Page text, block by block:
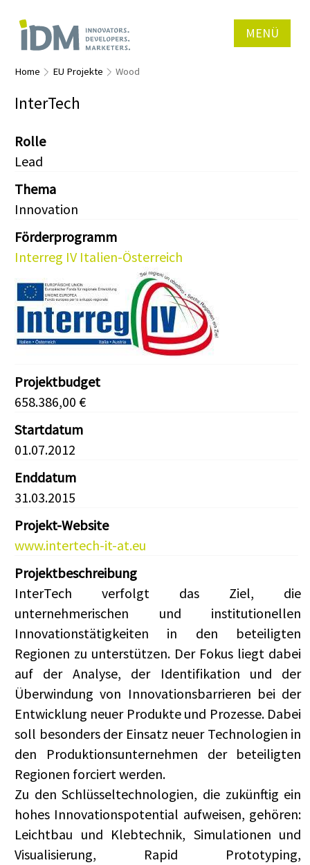
MENÜ
Home EU Projekte Wood
InterTech
Rolle
Lead
Thema
Innovation
Förderprogramm
Interreg IV Italien-Österreich
Projektbudget
658.386,00 €
Startdatum
01.07.2012
Enddatum
31.03.2015
Projekt-Website
www.intertech-it-at.eu
Projektbeschreibung
InterTech verfolgt das Ziel, die
unternehmerischen und institutionellen
Innovationstätigkeiten in den beteiligten
Regionen zu unterstützen. Der Fokus liegt dabei
auf der Analyse, der Identifikation und der
Überwindung von Innovationsbarrieren bei der
Entwicklung neuer Produkte und Prozesse. Dabei
soll besonders der Einsatz neuer Technologien in
den Produktionsunternehmen der beteiligten
Regionen forciert werden.
Zu den Schlüsseltechnologien, die zukünftig ein
hohes Innovationspotential aufweisen, gehören:
Leichtbau und Klebtechnik, Simulationen und
Visualisierung, Rapid Prototyping,